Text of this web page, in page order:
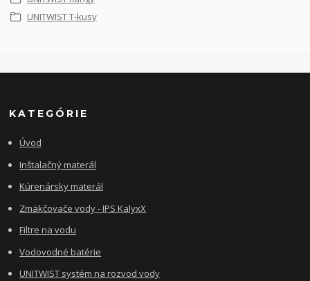
UNITWIST T-kusy
KATEGÓRIE
Úvod
Inštalačný materál
Kúrenársky materál
Zmäkčovače vody - IPS KalyxX
Filtre na vodu
Vodovodné batérie
UNITWIST systém na rozvod vody